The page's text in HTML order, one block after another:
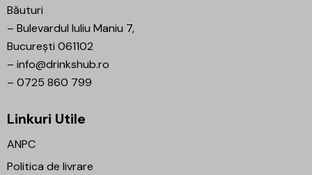
Băuturi
– Bulevardul Iuliu Maniu 7,
București 061102
– info@drinkshub.ro
– 0725 860 799
Linkuri Utile
ANPC
Politica de livrare